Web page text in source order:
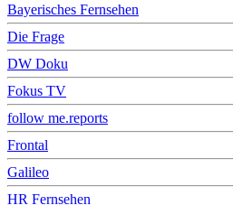
Bayerisches Fernsehen
Die Frage
DW Doku
Fokus TV
follow me.reports
Frontal
Galileo
HR Fernsehen